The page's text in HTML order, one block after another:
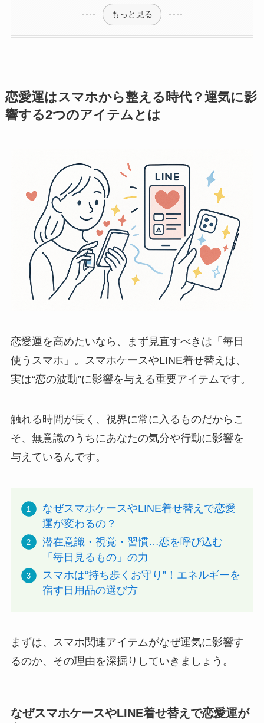
もっと見る
恋愛運はスマホから整える時代？運気に影
響する2つのアイテムとは
恋愛運を高めたいなら、まず見直すべきは「毎日
使うスマホ」。スマホケースやLINE着せ替えは、
実は“恋の波動”に影響を与える重要アイテムです。
触れる時間が長く、視界に常に入るものだからこ
そ、無意識のうちにあなたの気分や行動に影響を
与えているんです。
なぜスマホケースやLINE着せ替えで恋愛
運が変わるの？
潜在意識・視覚・習慣…恋を呼び込む
「毎日見るもの」の力
スマホは“持ち歩くお守り”！エネルギーを
宿す日用品の選び方
まずは、スマホ関連アイテムがなぜ運気に影響す
るのか、その理由を深掘りしていきましょう。
なぜスマホケースやLINE着せ替えで恋愛運が